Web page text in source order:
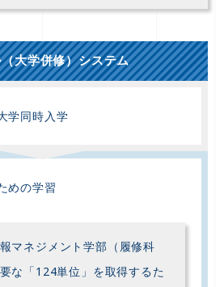
大学併修）システム
学同時入学
めの学習
マネジメント学部（履修科
な「124単位」を取得するた